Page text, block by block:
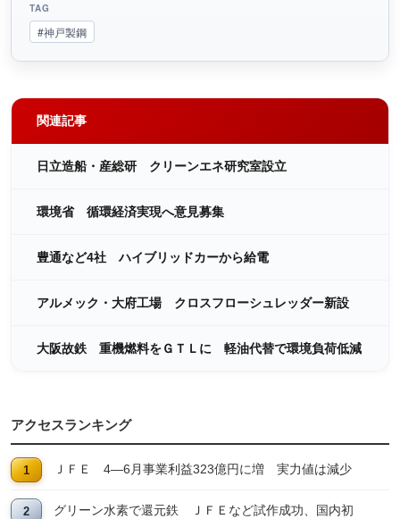
TAG
#神戸製鋼
関連記事
日立造船・産総研 クリーンエネ研究室設立
環境省 循環経済実現へ意見募集
豊通など4社 ハイブリッドカーから給電
アルメック・大府工場 クロスフローシュレッダー新設
大阪故鉄 重機燃料をＧＴＬに 軽油代替で環境負荷低減
アクセスランキング
ＪＦＥ 4―6月事業利益323億円に増 実力値は減少
グリーン水素で還元鉄 ＪＦＥなど試作成功、国内初